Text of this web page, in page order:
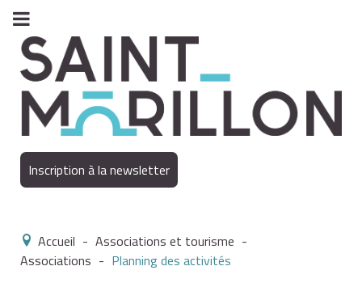
Inscription à la newsletter
Accueil - Associations et tourisme -
Associations - Planning des activités